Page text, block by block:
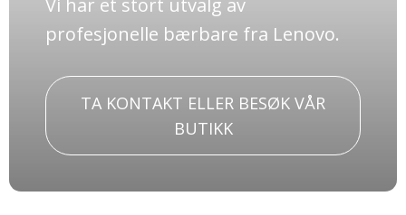
Vi har et stort utvalg av
profesjonelle bærbare fra Lenovo.
TA KONTAKT ELLER BESØK VÅR
BUTIKK